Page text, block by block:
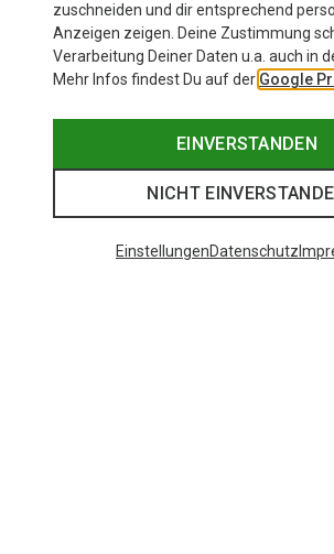
zuschneiden und dir entsprechend
Anzeigen zeigen. Deine Zustimmung
Verarbeitung Deiner Daten u.a. auch in
Mehr Infos findest Du auf der Google
EINVERSTANDEN
NICHT
EinstellungenDatenschutz